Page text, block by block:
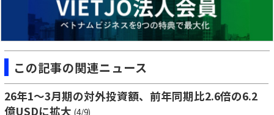
この記事の関連ニュース
26年1〜3月期の対外投資額、前年同期比2.6倍の6.2
億USDに拡大 (4/9)